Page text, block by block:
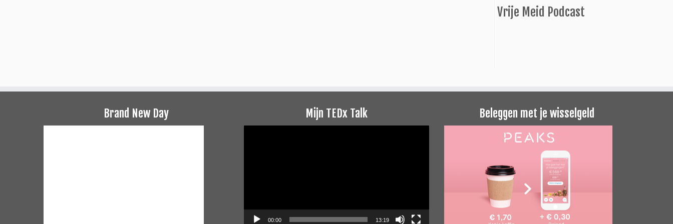
Vrije Meid Podcast
Brand New Day Mijn TEDx Talk
00:00 13:19
Beleggen met je wisselgeld